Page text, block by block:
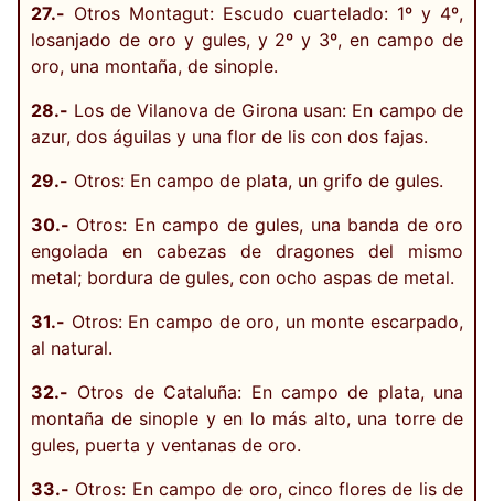
27.- Otros Montagut: Escudo cuartelado: 1º y 4º,
losanjado de oro y gules, y 2º y 3º, en campo de
oro, una montaña, de sinople.
28.- Los de Vilanova de Girona usan: En campo de
azur, dos águilas y una flor de lis con dos fajas.
29.- Otros: En campo de plata, un grifo de gules.
30.- Otros: En campo de gules, una banda de oro
engolada en cabezas de dragones del mismo
metal; bordura de gules, con ocho aspas de metal.
31.- Otros: En campo de oro, un monte escarpado,
al natural.
32.- Otros de Cataluña: En campo de plata, una
montaña de sinople y en lo más alto, una torre de
gules, puerta y ventanas de oro.
33.- Otros: En campo de oro, cinco flores de lis de